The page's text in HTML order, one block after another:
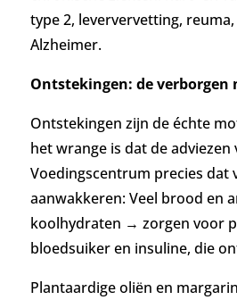
type 2, leververvetting,
Alzheimer.
Ontstekingen: de verborgen
Ontstekingen zijn de échte
het wrange is dat de adviezen
Voedingscentrum precies dat
aanwakkeren: Veel brood en
koolhydraten → zorgen voor
bloedsuiker en insuline, die
Plantaardige oliën en